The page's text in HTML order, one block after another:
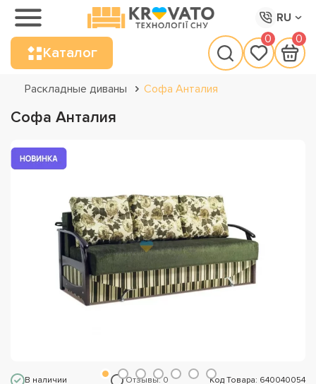
RU
Каталог
0 0
Раскладные диваны Софа Анталия
Софа Анталия
В наличии Отзывы: 0 Код Товара: 640040054